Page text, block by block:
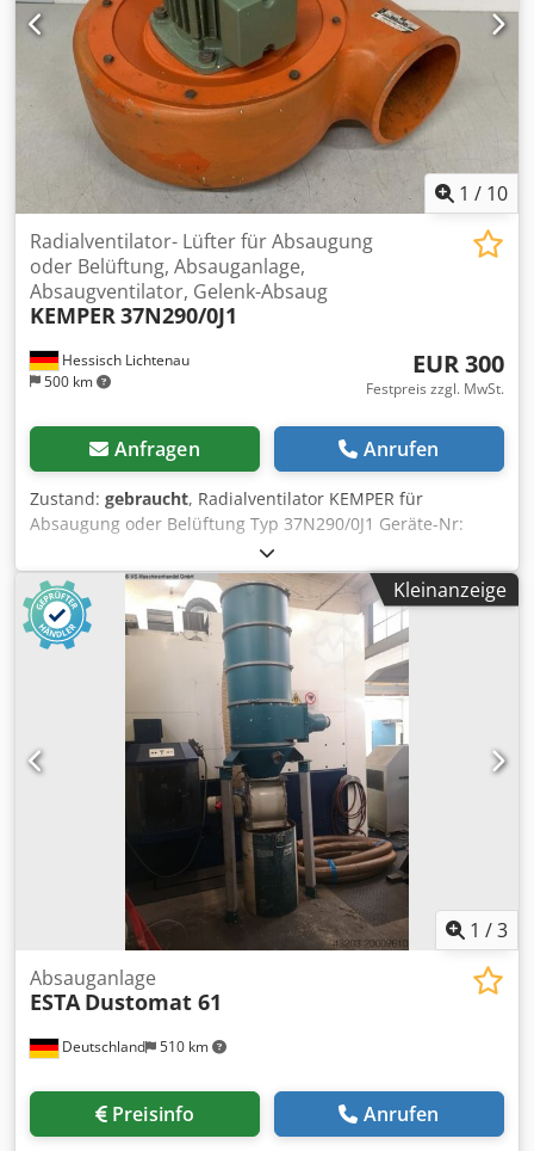
1 / 10
Hessisch Lichtenau
500 km
Radialventilator- Lüfter für Absaugung
oder Belüftung, Absauganlage,
Absaugventilator, Gelenk-Absaug
KEMPER 37N290/0J1
EUR 300
Festpreis zzgl. MwSt.
Anfragen Anrufen
Zustand: gebraucht, Radialventilator KEMPER für
Absaugung oder Belüftung Typ 37N290/0J1 Geräte-Nr:
1.8011 Art-Nr: 853.103 Baujahr: ca. 1990 Luftvolumenstrom
1700 m3/h Ansaugrohr Ø 150 mm innen Abluftrohr Ø 150
mm innen Motordrehzahl 2800 U/min Motorleistung 0,75
kW Netzanschluß 400 Volt, 50 Hz. - Gehäuse aus
Aluminiumguss - Laufrad aus Aluminiumguss - sehr
robuste Bauart Platzbedarf L x B x H 450 x 420 x 400 mm
Gewicht 20 kg guter Zustand Optimal für
Schweißrauchabsaugung Djdjzpbrwepfx Apwskr 2 Stück
vorhanden Preis pro Stück
Kleinanzeige
1 /3
Deutschland 510 km
Absauganlage
ESTA Dustomat 61
Preisinfo Anrufen